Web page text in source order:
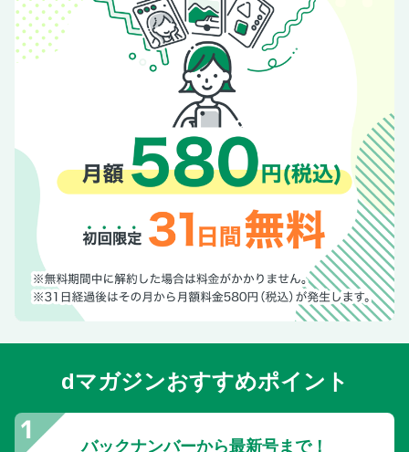
THE MEISTERS FOX HEAD / SVR / AKRAPOVIC
開発現場で見た革新の輪郭、設計者が語るBBSの新たな挑
福野礼一郎｜高級スポーツカーの作り方。
伊藤 梓｜クルマがわかる。クルマがかわる。
木原雅彦｜走れ！新人類
INTERSECTIONS
奥付・次号予告・バックナンバー
MOTORIST Vol.5
特別付録 サーキットを躍動する、ファイティングブル。
THE JOURNY OF JLOC
dマガジンおすすめポイント
バックナンバーから最新号まで！